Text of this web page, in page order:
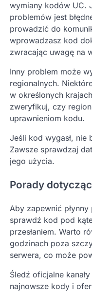
wymiany kodów UC.
problemów jest
prowadzić do
wprowadzasz kod
zwracając uwagę na
Inny problem może
regionalnych.
w określonych
zweryfikuj, czy
uprawnieniom kodu.
Jeśli kod wygasł, nie
Zawsze sprawdzaj
jego użycia.
Porady
Aby zapewnić
sprawdź kod pod
przesłaniem. Warto
godzinach poza
serwera, co może
Śledź oficjalne
najnowsze kody i